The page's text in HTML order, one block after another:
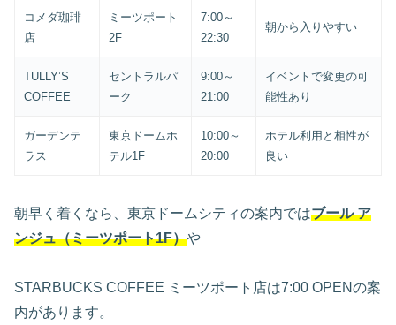
コメダ珈琲
店
ミーツポート
2F
7:00～
22:30
朝から入りやすい
TULLY’S
COFFEE
セントラルパ
ーク
9:00～
21:00
イベントで変更の可
能性あり
ガーデンテ
ラス
東京ドームホ
テル1F
10:00～
20:00
ホテル利用と相性が
良い
朝早く着くなら、東京ドームシティの案内ではブール ア
ンジュ（ミーツポート1F）や
STARBUCKS COFFEE ミーツポート店は7:00 OPENの案
内があります。